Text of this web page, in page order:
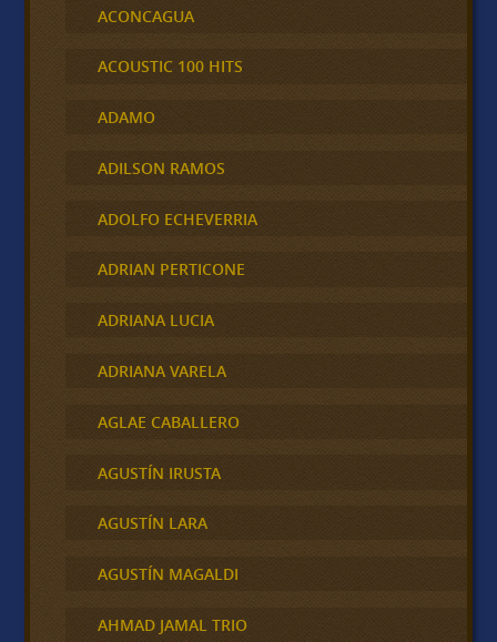
ACONCAGUA
ACOUSTIC 100 HITS
ADAMO
ADILSON RAMOS
ADOLFO ECHEVERRIA
ADRIAN PERTICONE
ADRIANA LUCIA
ADRIANA VARELA
AGLAE CABALLERO
AGUSTÍN IRUSTA
AGUSTÍN LARA
AGUSTÍN MAGALDI
AHMAD JAMAL TRIO